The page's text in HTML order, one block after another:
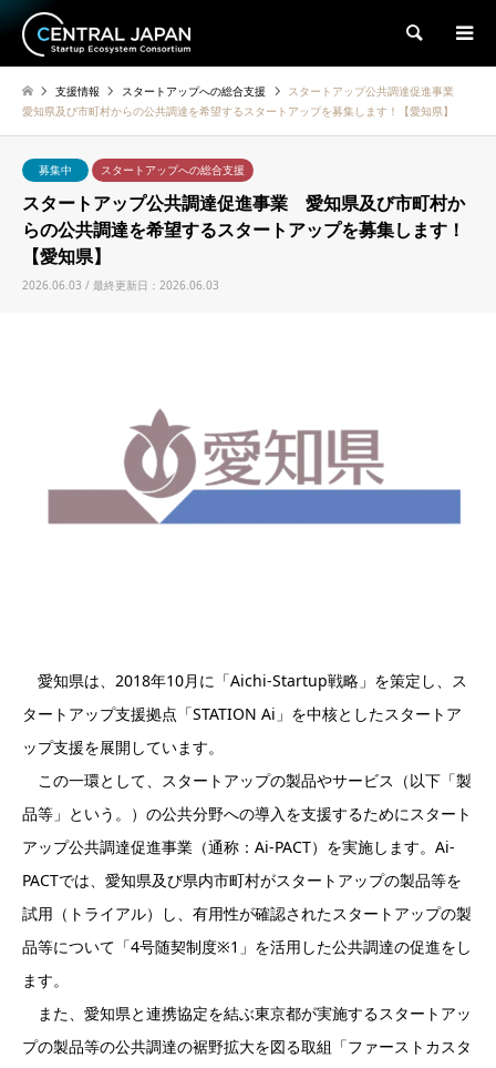
検索
支援情報 スタートアップへの総合支援
スタートアップ公共調達促進事業
愛知県及び市町村からの公共調達を希望するスタートアップを募集します！【愛知県】
募集中 スタートアップへの総合支援
スタートアップ公共調達促進事業 愛知県及び市町村か
らの公共調達を希望するスタートアップを募集します！
【愛知県】
2026.06.03 / 最終更新日：2026.06.03
愛知県は、2018年10月に「Aichi-Startup戦略」を策定し、ス
タートアップ支援拠点「STATION Ai」を中核としたスタートア
ップ支援を展開しています。
この一環として、スタートアップの製品やサービス（以下「製
品等」という。）の公共分野への導入を支援するためにスタート
アップ公共調達促進事業（通称：Ai-PACT）を実施します。Ai-
PACTでは、愛知県及び県内市町村がスタートアップの製品等を
試用（トライアル）し、有用性が確認されたスタートアップの製
品等について「4号随契制度※1」を活用した公共調達の促進をし
ます。
また、愛知県と連携協定を結ぶ東京都が実施するスタートアッ
プの製品等の公共調達の裾野拡大を図る取組「ファーストカスタ